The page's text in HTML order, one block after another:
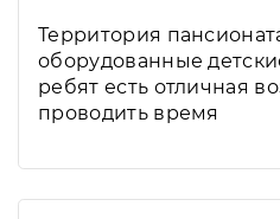
Территория
оборудованные
ребят есть отличная
проводить время